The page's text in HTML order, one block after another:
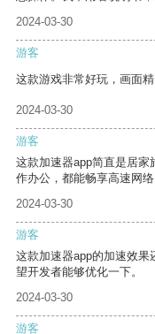
2024-03-30
游客
这款游戏非常好玩，画面精
2024-03-30
游客
这款加速器app简直是居
作办公，都能畅享高速网
2024-03-30
游客
这款加速器app的加速效
望开发者能够优化一下。
2024-03-30
游客